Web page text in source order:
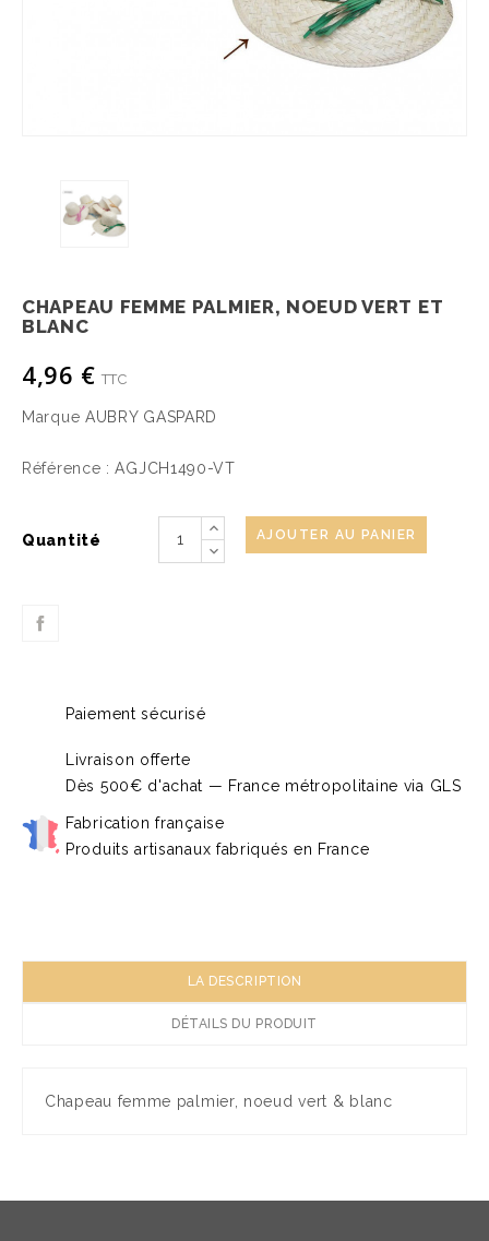
CHAPEAU FEMME PALMIER, NOEUD VERT ET
BLANC
4,96 € TTC
Marque AUBRY GASPARD
Référence : AGJCH1490-VT
Quantité AJOUTER AU PANIER
Paiement sécurisé
Livraison offerte
Dès 500€ d'achat — France métropolitaine via GLS
Fabrication française
Produits artisanaux fabriqués en France
LA DESCRIPTION
DÉTAILS DU PRODUIT
Chapeau femme palmier, noeud vert & blanc